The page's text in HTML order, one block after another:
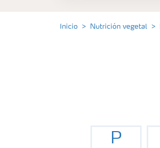
Inicio Nutrición vegetal
P